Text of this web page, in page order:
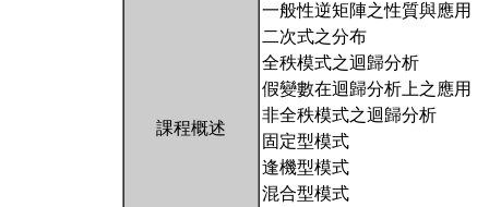
課程概述
一般性逆矩陣之性質與應用
二次式之分布
全秩模式之迴歸分析
假變數在迴歸分析上之應用
非全秩模式之迴歸分析
固定型模式
逢機型模式
混合型模式